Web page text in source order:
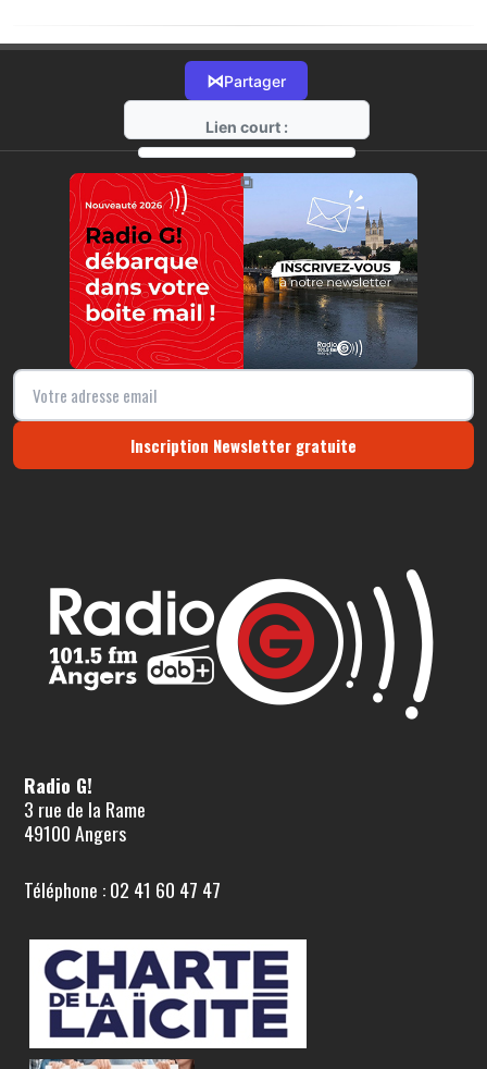
⋈Partager
Lien court :
https://radio-g.fr?1740
⧉
Inscription Newsletter gratuite
Radio G!
3 rue de la Rame
49100 Angers
Téléphone : 02 41 60 47 47